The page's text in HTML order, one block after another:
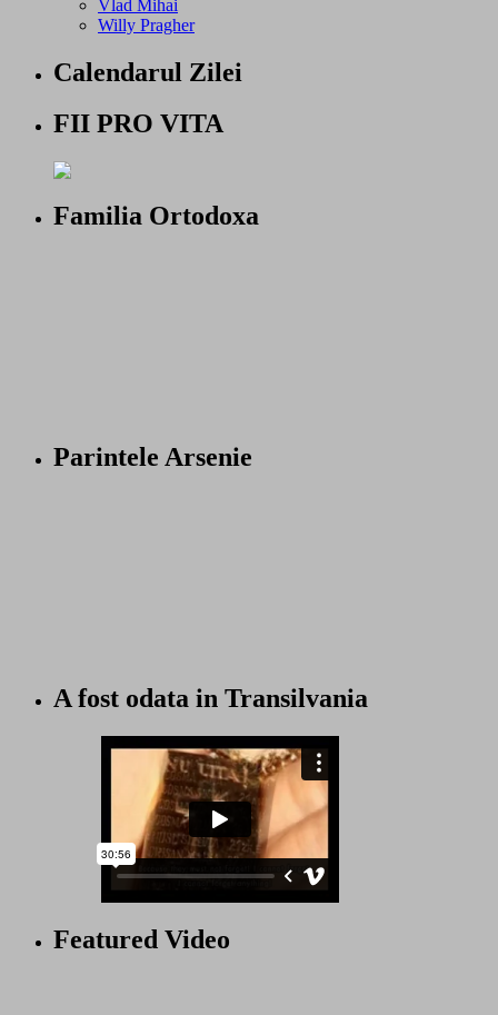
Vlad Mihai
Willy Pragher
Calendarul Zilei
FII PRO VITA
Familia Ortodoxa
Parintele Arsenie
A fost odata in Transilvania
Featured Video